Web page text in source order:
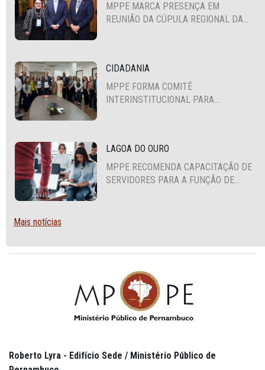
MPPE MARCA PRESENÇA EM
REUNIÃO DA CÚPULA REGIONAL DA
CIDADANIA
MPPE FORMA COMITÊ
INTERINSTITUCIONAL PARA
LAGOA DO OURO
MPPE RECOMENDA CAPACITAÇÃO DE
SERVIDORES PARA A FUNÇÃO DE
Mais notícias
Roberto Lyra - Edifício Sede / Ministério Público de